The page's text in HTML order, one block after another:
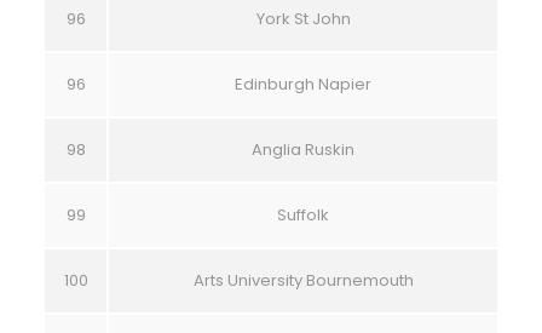
96 York St John
96 Edinburgh Napier
98 Anglia Ruskin
99 Suffolk
100 Arts University Bournemouth